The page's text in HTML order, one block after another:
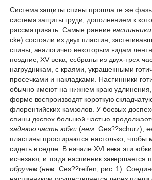
Система защиты спины прошла те же фазы
система защиты груди, дополнением к
рассматривать. Самые ранние наспинники
cke) состояли из двух пластин,
спины, аналогично некоторым видам
поздние, XV века, собраны из двух-трех
нагрудникам, с краями, украшенными
просечками и накладками. Наспинники
обычно имеют на нижнем краю удлинения,
форме воспроизводят короткую
флорентийских камзолов. У боевых
спины доспех большей частью
заднюю часть юбки (нем. Ges??schurz),
пластины простираются настолько, чтобы
сидеть в седле. В начале XVI века эти
исчезают, и тогда наспинник завершается
обручем (нем. Ces??reifen, рис. 1).
наспинником осуществляется через